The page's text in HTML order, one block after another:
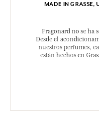
MADE IN GRASSE,
Fragonard no se ha
Desde el
nuestros perfumes,
están hechos en